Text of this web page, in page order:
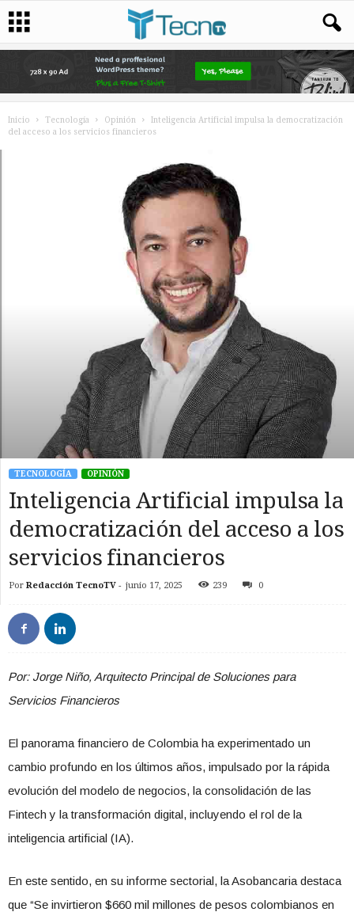
Inicio Tecnología Opinión
Inteligencia Artificial impulsa la democratización
del acceso a los servicios financieros
TECNOLOGÍA OPINIÓN
Inteligencia Artificial impulsa la
democratización del acceso a los
servicios financieros
Por Redacción TecnoTV - junio 17, 2025 239 0
Por: Jorge Niño, Arquitecto Principal de Soluciones para
Servicios Financieros
El panorama financiero de Colombia ha experimentado un
cambio profundo en los últimos años, impulsado por la rápida
evolución del modelo de negocios, la consolidación de las
Fintech y la transformación digital, incluyendo el rol de la
inteligencia artificial (IA).
En este sentido, en su informe sectorial, la Asobancaria destaca
que “Se invirtieron $660 mil millones de pesos colombianos en